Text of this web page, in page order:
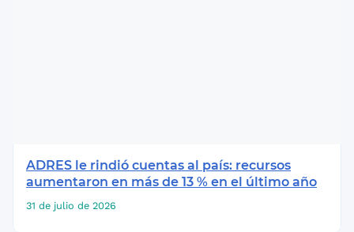
ADRES le rindió cuentas al país: recursos
aumentaron en más de 13 % en el último año
31 de julio de 2026